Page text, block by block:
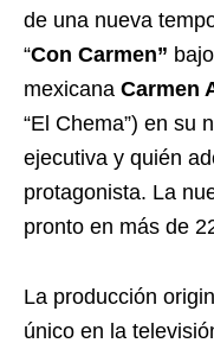
de una nueva
“Con Carmen”
mexicana Carmen
“El Chema”) en su
ejecutiva y quién
protagonista. La
pronto en más de
La producción
único en la